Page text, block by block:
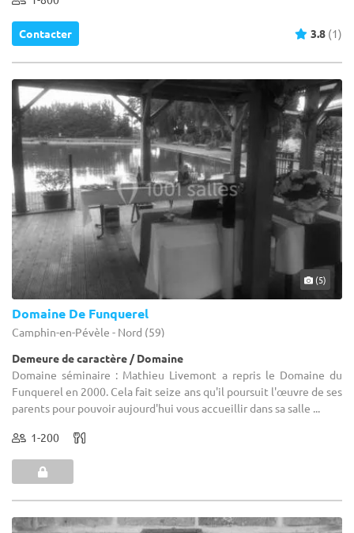
Contacter 3.8 (1)
(5)
Domaine De Funquerel
Camphin-en-Pévèle - Nord (59)
Demeure de caractère / Domaine
Domaine séminaire : Mathieu Livemont a repris le Domaine du
Funquerel en 2000. Cela fait seize ans qu'il poursuit l'œuvre de ses
parents pour pouvoir aujourd'hui vous accueillir dans sa salle ...
1-200